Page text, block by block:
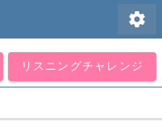
settings
リスニングチャレンジ